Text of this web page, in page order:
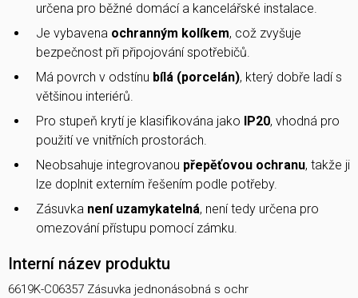
určena pro běžné domácí a kancelářské instalace.
Je vybavena ochranným kolíkem, což zvyšuje
bezpečnost při připojování spotřebičů.
Má povrch v odstínu bílá (porcelán), který dobře ladí s
většinou interiérů.
Pro stupeň krytí je klasifikována jako
IP20, vhodná pro
použití ve vnitřních prostorách.
Neobsahuje integrovanou přepěťovou ochranu, takže ji
lze doplnit externím řešením podle potřeby.
Zásuvka není uzamykatelná, není tedy určena pro
omezování přístupu pomocí zámku.
Interní název produktu
6619K-C06357 Zásuvka jednonásobná s ochr